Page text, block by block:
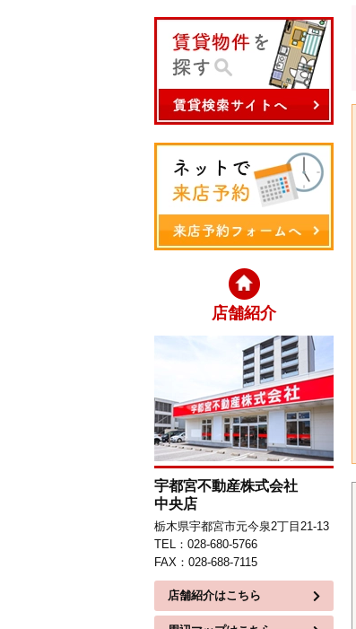
店舗紹介
宇都宮不動産株式会社
中央店
栃木県宇都宮市元今泉2丁目21-13
TEL：028-680-5766
FAX：028-688-7115
店舗紹介はこちら